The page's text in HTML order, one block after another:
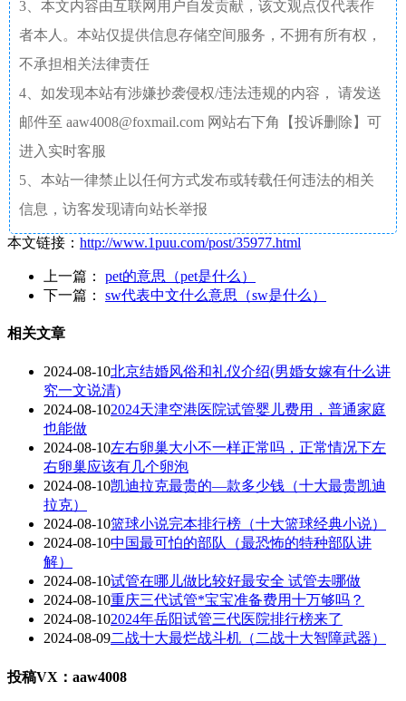
3、本文内容由互联网用户自发贡献，该文观点仅代表作
者本人。本站仅提供信息存储空间服务，不拥有所有权，
不承担相关法律责任
4、如发现本站有涉嫌抄袭侵权/违法违规的内容， 请发送
邮件至 aaw4008@foxmail.com 网站右下角【投诉删除】可
进入实时客服
5、本站一律禁止以任何方式发布或转载任何违法的相关
信息，访客发现请向站长举报
本文链接： http://www.1puu.com/post/35977.html
上一篇： pet的意思（pet是什么）
下一篇： sw代表中文什么意思（sw是什么）
相关文章
2024-08-10北京结婚风俗和礼仪介绍(男婚女嫁有什么讲
究一文说清)
2024-08-102024天津空港医院试管婴儿费用，普通家庭
也能做
2024-08-10左右卵巢大小不一样正常吗，正常情况下左
右卵巢应该有几个卵泡
2024-08-10凯迪拉克最贵的—款多少钱（十大最贵凯迪
拉克）
2024-08-10篮球小说完本排行榜（十大篮球经典小说）
2024-08-10中国最可怕的部队（最恐怖的特种部队讲
解）
2024-08-10试管在哪儿做比较好最安全 试管去哪做
2024-08-10重庆三代试管*宝宝准备费用十万够吗？
2024-08-102024年岳阳试管三代医院排行榜来了
2024-08-09二战十大最烂战斗机（二战十大智障武器）
投稿VX：aaw4008